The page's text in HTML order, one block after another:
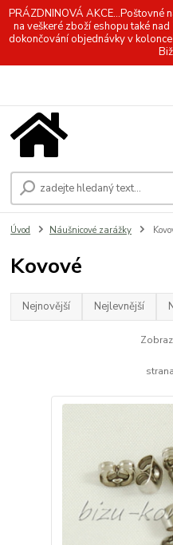
PRÁZDNINOVÁ AKCE...Poštovné
na veškeré zboží eshopu také
dokončování objednávky v
Úvod Náušnicové zarážky
Kovové
Nejnovější Nejlevnější
strana